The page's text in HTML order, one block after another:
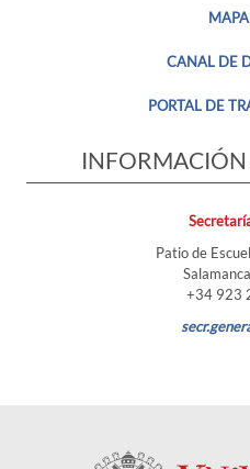
CANAL DE
PORTAL DE
Patio de
+34 923